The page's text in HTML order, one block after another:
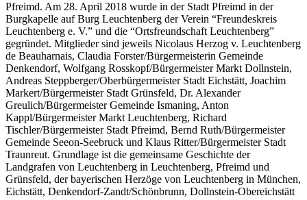
Pfreimd. Am 28. April 2018 wurde in der Stadt Pfreimd in der
Burgkapelle auf Burg Leuchtenberg der Verein “Freundeskreis
Leuchtenberg e. V.” und die “Ortsfreundschaft Leuchtenberg”
gegründet. Mitglieder sind jeweils Nicolaus Herzog v. Leuchtenberg
de Beauharnais, Claudia Forster/Bürgermeisterin Gemeinde
Denkendorf, Wolfgang Rosskopf/Bürgermeister Markt Dollnstein,
Andreas Steppberger/Oberbürgermeister Stadt Eichstätt, Joachim
Markert/Bürgermeister Stadt Grünsfeld, Dr. Alexander
Greulich/Bürgermeister Gemeinde Ismaning, Anton
Kappl/Bürgermeister Markt Leuchtenberg, Richard
Tischler/Bürgermeister Stadt Pfreimd, Bernd Ruth/Bürgermeister
Gemeinde Seeon-Seebruck und Klaus Ritter/Bürgermeister Stadt
Traunreut. Grundlage ist die gemeinsame Geschichte der
Landgrafen von Leuchtenberg in Leuchtenberg, Pfreimd und
Grünsfeld, der bayerischen Herzöge von Leuchtenberg in München,
Eichstätt, Denkendorf-Zandt/Schönbrunn, Dollnstein-Obereichstätt